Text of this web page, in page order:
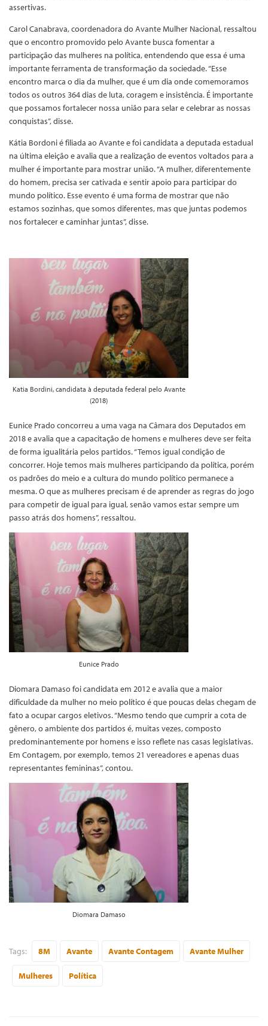
assertivas.
Carol Canabrava, coordenadora do Avante Mulher Nacional, ressaltou
que o encontro promovido pelo Avante busca fomentar a
participação das mulheres na política, entendendo que essa é uma
importante ferramenta de transformação da sociedade. “Esse
encontro marca o dia da mulher, que é um dia onde comemoramos
todos os outros 364 dias de luta, coragem e insistência. É importante
que possamos fortalecer nossa união para selar e celebrar as nossas
conquistas”, disse.
Kátia Bordoni é filiada ao Avante e foi candidata a deputada estadual
na última eleição e avalia que a realização de eventos voltados para a
mulher é importante para mostrar união. “A mulher, diferentemente
do homem, precisa ser cativada e sentir apoio para participar do
mundo político. Esse evento é uma forma de mostrar que não
estamos sozinhas, que somos diferentes, mas que juntas podemos
nos fortalecer e caminhar juntas”, disse.
Katia Bordini, candidata à deputada federal pelo Avante
(2018)
Eunice Prado concorreu a uma vaga na Câmara dos Deputados em
2018 e avalia que a capacitação de homens e mulheres deve ser feita
de forma igualitária pelos partidos. “Temos igual condição de
concorrer. Hoje temos mais mulheres participando da política, porém
os padrões do meio e a cultura do mundo político permanece a
mesma. O que as mulheres precisam é de aprender as regras do jogo
para competir de igual para igual, senão vamos estar sempre um
passo atrás dos homens”, ressaltou.
Eunice Prado
Diomara Damaso foi candidata em 2012 e avalia que a maior
dificuldade da mulher no meio político é que poucas delas chegam de
fato a ocupar cargos eletivos. “Mesmo tendo que cumprir a cota de
gênero, o ambiente dos partidos é, muitas vezes, composto
predominantemente por homens e isso reflete nas casas legislativas.
Em Contagem, por exemplo, temos 21 vereadores e apenas duas
representantes femininas”, contou.
Diomara Damaso
Tags: 8M Avante Avante Contagem Avante Mulher
Mulheres Política